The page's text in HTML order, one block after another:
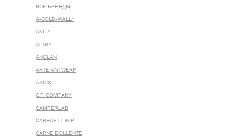
ВСЕ БРЕНДЫ
A-COLD-WALL*
AKILA
ALTRA
ANGLAN
ARTE ANTWERP
ASICS
C.P. COMPANY
CAMPERLAB
CARHARTT WIP
CARNE BOLLENTE